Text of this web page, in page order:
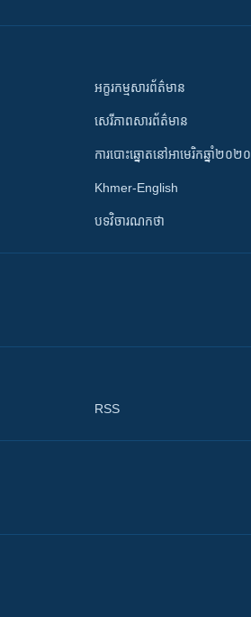
អក្ខរកម្មសារព័ត៌មាន
សេរីភាពសារព័ត៌មាន
ការបោះឆ្នោតនៅអាមេរិកឆ្នាំ២០២០
Khmer-English
បទវិចារណកថា
RSS